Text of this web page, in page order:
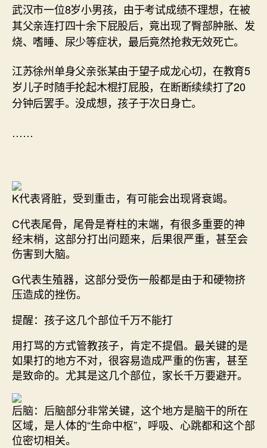
武汉市一位8岁小男孩，由于考试成绩不理想，在被
其父亲连打四十余下屁股后，竟出现了臀部肿胀、发
烧、嗜睡、尿少等症状，最后竟然抢救无效死亡。
江苏徐州单身父亲张某由于望子成龙心切，在教育5
岁儿子时随手抡起木棍打屁股，在断断续续打了20
分钟后罢手。没成想，孩子于次日身亡。
……
K代表肾脏，受到重击，有可能会出现肾衰竭。
C代表尾骨，尾骨是脊柱的末端，有很多重要的神
经末梢，这部分打出问题来，后果很严重，甚至会
伤害到大脑。
G代表生殖器，这部分受伤一般都是由于和硬物挤
压造成的挫伤。
提醒：孩子这几个部位千万不能打
用打骂的方式管教孩子，肯定不提倡。最关键的是
如果打的地方不对，很容易造成严重的伤害，甚至
是致命的。尤其是这几个部位，家长千万要避开。
后脑：后脑部分非常关键，这个地方是脑干的所在
区域，是人体的“生命中枢”，呼吸、心跳都和这个部
位密切相关。